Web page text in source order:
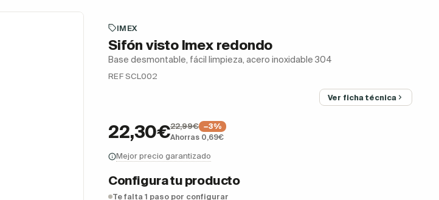
IMEX
Sifón visto Imex redondo
Base desmontable, fácil limpieza, acero inoxidable 304
REF SCL002
Ver ficha técnica
22,30€22,99€
−3%
Ahorras 0,69€
Mejor precio garantizado
Configura tu producto
Te falta 1 paso por configurar